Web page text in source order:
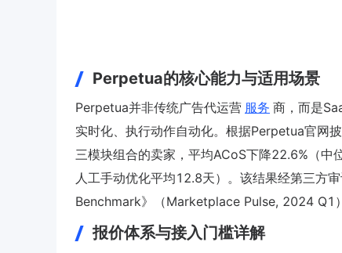
Perpetua的核心能力与适用场景
Perpetua并非传统广告代运营 服务 商，而是
实时化、执行动作自动化。根据Perpetua官网
三模块组合的卖家，平均ACoS下降22.6%（中
人工手动优化平均12.8天）。该结果经第三
Benchmark》（Marketplace Pulse, 2024 Q1
报价体系与接入门槛详解